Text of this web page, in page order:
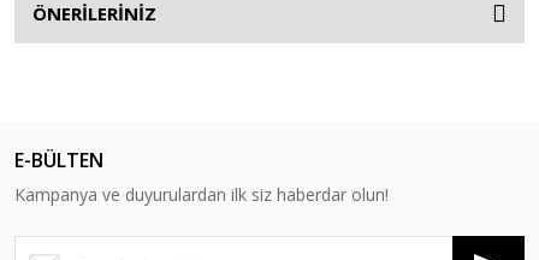
ÖNERİLERİNİZ
E-BÜLTEN
Kampanya ve duyurulardan ilk siz haberdar olun!